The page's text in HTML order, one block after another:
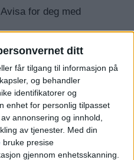
ditt
får tilgang til informasjon på
og behandler
identifikatorer og
enhet for personlig tilpasset
annonsering og innhold,
av tjenester. Med din
bruke presise
gjennom enhetsskanning.